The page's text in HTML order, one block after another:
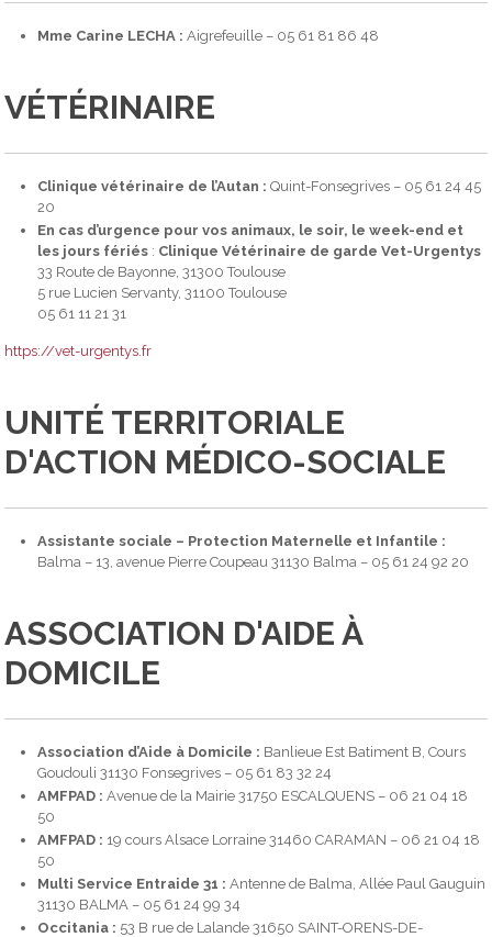
Mme Carine LECHA : Aigrefeuille – 05 61 81 86 48
VÉTÉRINAIRE
Clinique vétérinaire de l’Autan : Quint-Fonsegrives – 05 61 24 45
20
En cas d’urgence pour vos animaux, le soir, le week-end et
les jours fériés : Clinique Vétérinaire de garde Vet-Urgentys
33 Route de Bayonne, 31300 Toulouse
5 rue Lucien Servanty, 31100 Toulouse
05 61 11 21 31
https://vet-urgentys.fr
UNITÉ TERRITORIALE
D'ACTION MÉDICO-SOCIALE
Assistante sociale – Protection Maternelle et Infantile :
Balma – 13, avenue Pierre Coupeau 31130 Balma – 05 61 24 92 20
ASSOCIATION D'AIDE À
DOMICILE
Association d’Aide à Domicile : Banlieue Est Batiment B, Cours
Goudouli 31130 Fonsegrives – 05 61 83 32 24
AMFPAD : Avenue de la Mairie 31750 ESCALQUENS – 06 21 04 18
50
AMFPAD : 19 cours Alsace Lorraine 31460 CARAMAN – 06 21 04 18
50
Multi Service Entraide 31 : Antenne de Balma, Allée Paul Gauguin
31130 BALMA – 05 61 24 99 34
Occitania : 53 B rue de Lalande 31650 SAINT-ORENS-DE-